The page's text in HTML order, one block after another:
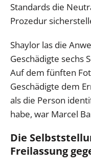
Standards die
Prozedur
Shaylor las die
Geschädigte sechs
Auf dem fünften
Geschädigte dem
als die Person
habe, war Marcel
Die
Freilassung